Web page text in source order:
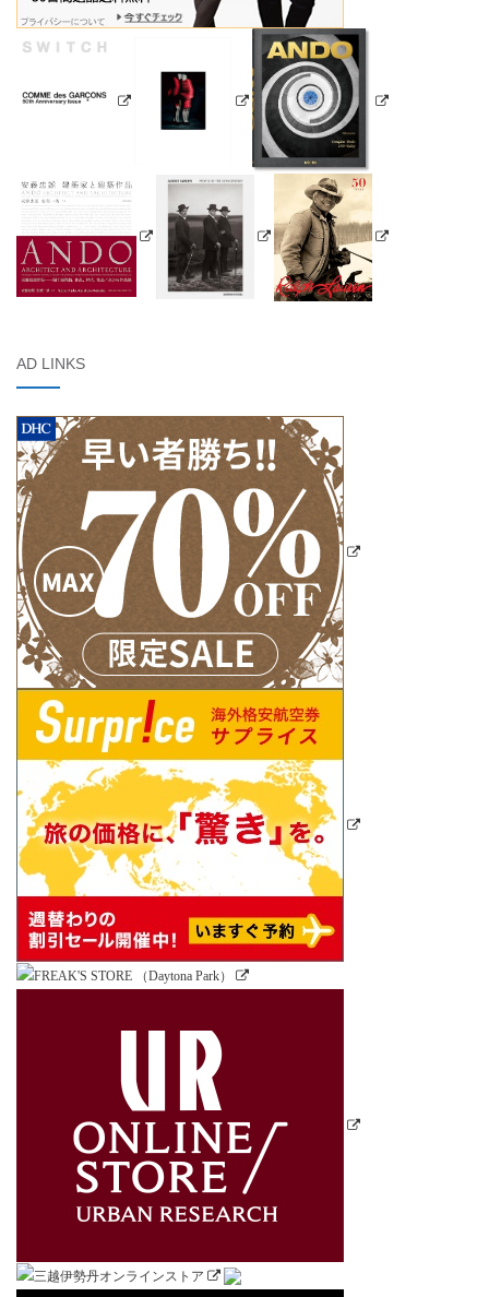
AD LINKS